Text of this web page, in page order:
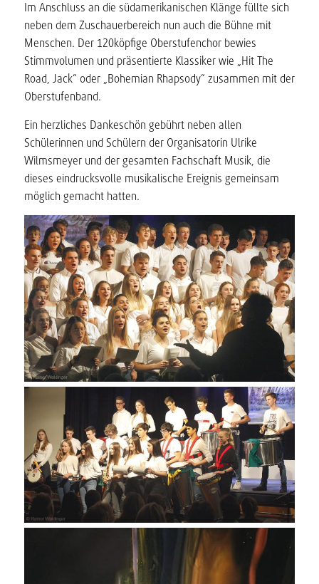
Im Anschluss an die südamerikanischen Klänge füllte sich
neben dem Zuschauerbereich nun auch die Bühne mit
Menschen. Der 120köpfige Oberstufenchor bewies
Stimmvolumen und präsentierte Klassiker wie „Hit The
Road, Jack“ oder „Bohemian Rhapsody“ zusammen mit der
Oberstufenband.
Ein herzliches Dankeschön gebührt neben allen
Schülerinnen und Schülern der Organisatorin Ulrike
Wilmsmeyer und der gesamten Fachschaft Musik, die
dieses eindrucksvolle musikalische Ereignis gemeinsam
möglich gemacht hatten.